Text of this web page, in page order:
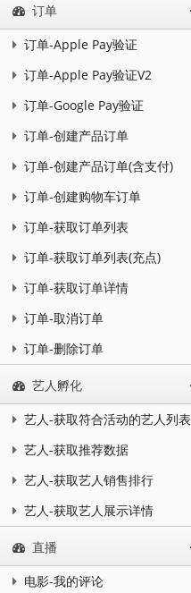
订单
订单-Apple Pay验证
订单-Apple Pay验证V2
订单-Google Pay验证
订单-创建产品订单
订单-创建产品订单(含支付)
订单-创建购物车订单
订单-获取订单列表
订单-获取订单列表(充点)
订单-获取订单详情
订单-取消订单
订单-删除订单
艺人孵化
艺人-获取符合活动的艺人列表
艺人-获取推荐数据
艺人-获取艺人销售排行
艺人-获取艺人展示详情
直播
电影-我的评论